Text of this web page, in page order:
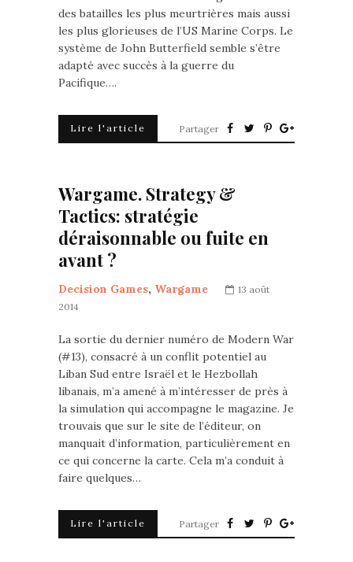
des batailles les plus meurtrières mais aussi
les plus glorieuses de l’US Marine Corps. Le
système de John Butterfield semble s’être
adapté avec succès à la guerre du
Pacifique….
Lire l'article Partager
Wargame. Strategy &
Tactics: stratégie
déraisonnable ou fuite en
avant ?
Decision Games, Wargame
13 août
2014
La sortie du dernier numéro de Modern War
(#13), consacré à un conflit potentiel au
Liban Sud entre Israël et le Hezbollah
libanais, m’a amené à m’intéresser de près à
la simulation qui accompagne le magazine. Je
trouvais que sur le site de l’éditeur, on
manquait d’information, particulièrement en
ce qui concerne la carte. Cela m’a conduit à
faire quelques…
Lire l'article Partager